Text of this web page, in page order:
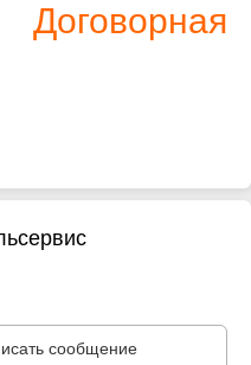
Договорная
сообщение